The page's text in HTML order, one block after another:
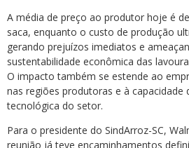
A média de preço ao produtor hoje é
saca, enquanto o custo de produção
gerando prejuízos imediatos e
sustentabilidade econômica das
O impacto também se estende ao
nas regiões produtoras e à capacidade
tecnológica do setor.
Para o presidente do SindArroz-SC,
reunião já teve encaminhamentos